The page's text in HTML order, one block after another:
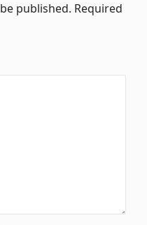
published. Required